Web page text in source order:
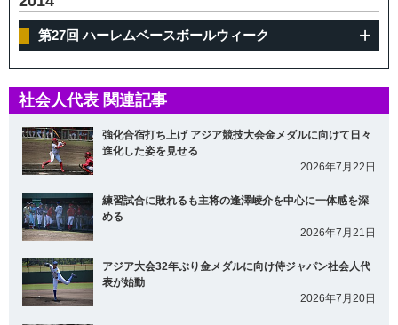
第27回 ハーレムベースボールウィーク
社会人代表 関連記事
強化合宿打ち上げ アジア競技大会金メダルに向けて日々
進化した姿を見せる
2026年7月22日
練習試合に敗れるも主将の逢澤崚介を中心に一体感を深
める
2026年7月21日
アジア大会32年ぶり金メダルに向け侍ジャパン社会人代
表が始動
2026年7月20日